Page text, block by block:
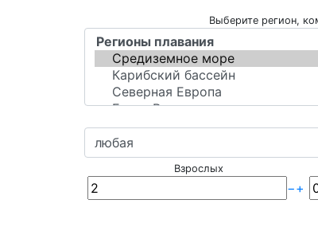
Выберите регион,
Взрослых
−+